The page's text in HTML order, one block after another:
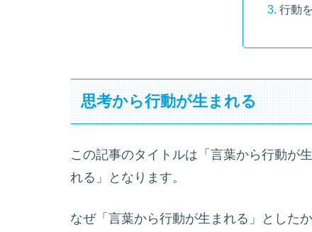
行動
思考から行動が生まれる
この記事のタイトルは「言葉から行動が
れる」となります。
なぜ「言葉から行動が生まれる」としたか